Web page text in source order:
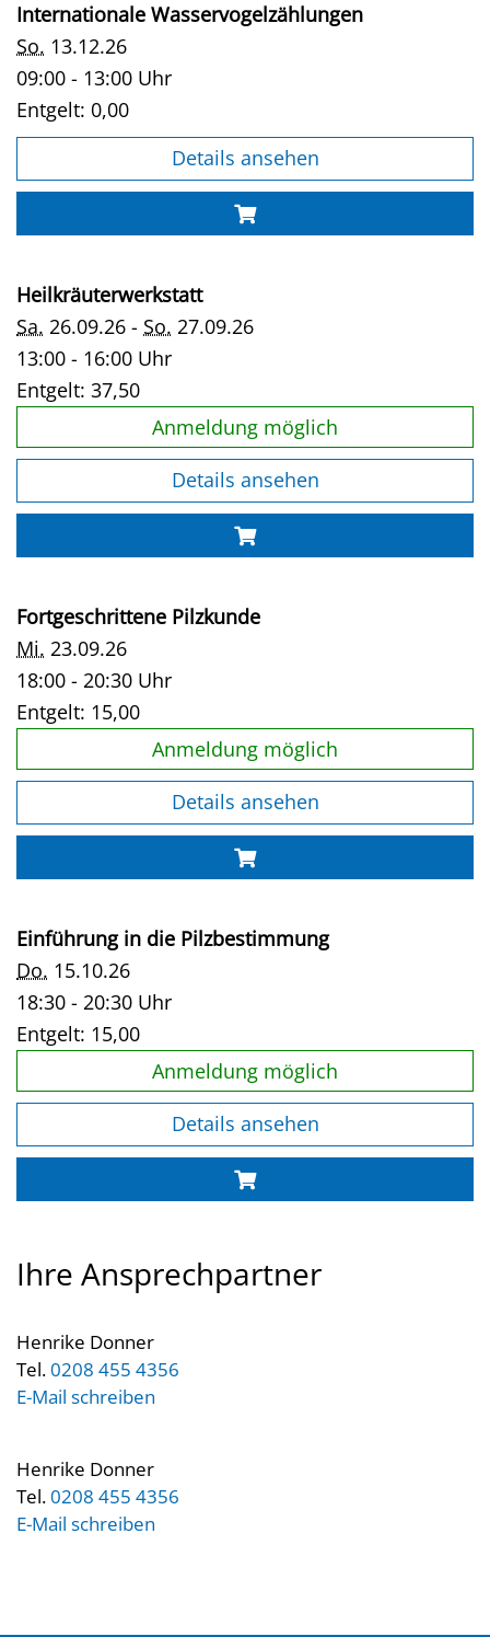
Internationale Wasservogelzählungen
So. 13.12.26
09:00 - 13:00 Uhr
Entgelt: 0,00
Details ansehen
Heilkräuterwerkstatt
Sa. 26.09.26 - So. 27.09.26
13:00 - 16:00 Uhr
Entgelt: 37,50
Anmeldung möglich
Details ansehen
Fortgeschrittene Pilzkunde
Mi. 23.09.26
18:00 - 20:30 Uhr
Entgelt: 15,00
Anmeldung möglich
Details ansehen
Einführung in die Pilzbestimmung
Do. 15.10.26
18:30 - 20:30 Uhr
Entgelt: 15,00
Anmeldung möglich
Details ansehen
Ihre Ansprechpartner
Henrike Donner
Tel.0208 455 4356
E-Mail schreiben
Henrike Donner
Tel.0208 455 4356
E-Mail schreiben